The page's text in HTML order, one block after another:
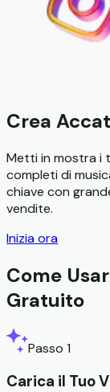
Crea
Metti in mostra i
completi di
chiave con
vendite.
Inizia ora
Come
Gratuito
Passo 1
Carica il Tuo